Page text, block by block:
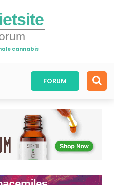
cannabis
FORUM